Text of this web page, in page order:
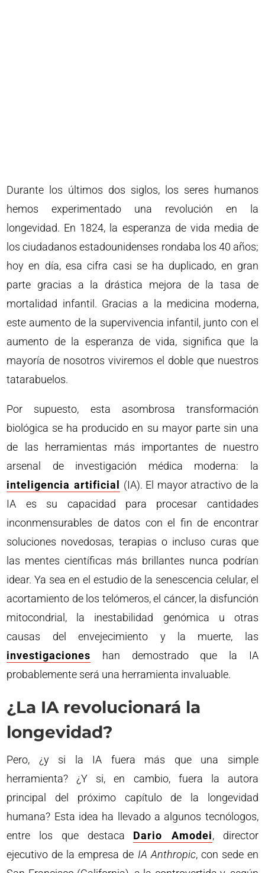
Durante los últimos dos siglos, los seres humanos
hemos experimentado una revolución en la
longevidad. En 1824, la esperanza de vida media de
los ciudadanos estadounidenses rondaba los 40 años;
hoy en día, esa cifra casi se ha duplicado, en gran
parte gracias a la drástica mejora de la tasa de
mortalidad infantil. Gracias a la medicina moderna,
este aumento de la supervivencia infantil, junto con el
aumento de la esperanza de vida, significa que la
mayoría de nosotros viviremos el doble que nuestros
tatarabuelos.
Por supuesto, esta asombrosa transformación
biológica se ha producido en su mayor parte sin una
de las herramientas más importantes de nuestro
arsenal de investigación médica moderna: la
inteligencia artificial
(IA). El mayor atractivo de la
IA es su capacidad para procesar cantidades
inconmensurables de datos con el fin de encontrar
soluciones novedosas, terapias o incluso curas que
las mentes científicas más brillantes nunca podrían
idear. Ya sea en el estudio de la senescencia celular, el
acortamiento de los telómeros, el cáncer, la disfunción
mitocondrial, la inestabilidad genómica u otras
causas del envejecimiento y la muerte, las
investigaciones han demostrado que la IA
probablemente será una herramienta invaluable.
¿La IA revolucionará la
longevidad?
Pero, ¿y si la IA fuera más que una simple
herramienta? ¿Y si, en cambio, fuera la autora
principal del próximo capítulo de la longevidad
humana? Esta idea ha llevado a algunos tecnólogos,
entre los que destaca Dario Amodei, director
ejecutivo de la empresa de IA Anthropic, con sede en